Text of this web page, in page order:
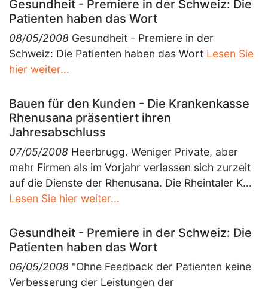
Gesundheit - Premiere in der Schweiz: Die
Patienten haben das Wort
08/05/2008 Gesundheit - Premiere in der
Schweiz: Die Patienten haben das Wort Lesen Sie
hier weiter...
Bauen für den Kunden - Die Krankenkasse
Rhenusana präsentiert ihren
Jahresabschluss
07/05/2008 Heerbrugg. Weniger Private, aber
mehr Firmen als im Vorjahr verlassen sich zurzeit
auf die Dienste der Rhenusana. Die Rheintaler K...
Lesen Sie hier weiter...
Gesundheit - Premiere in der Schweiz: Die
Patienten haben das Wort
06/05/2008 "Ohne Feedback der Patienten keine
Verbesserung der Leistungen der